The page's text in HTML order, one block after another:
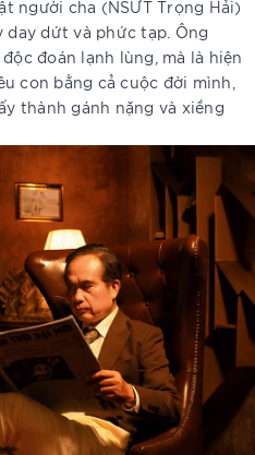
người cha (NSƯT Trọng Hải)
dứt và phức tạp. Ông
đoán lạnh lùng, mà là hiện
con bằng cả cuộc đời mình,
thành gánh nặng và xiềng